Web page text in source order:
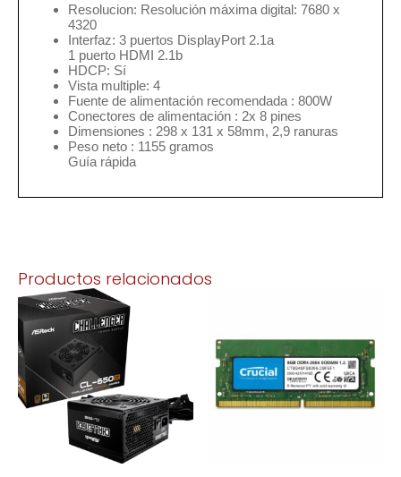
Resolucion: Resolución máxima digital: 7680 x
4320
Interfaz: 3 puertos DisplayPort 2.1a
1 puerto HDMI 2.1b
HDCP: Sí
Vista multiple: 4
Fuente de alimentación recomendada : 800W
Conectores de alimentación : 2x 8 pines
Dimensiones : 298 x 131 x 58mm, 2,9 ranuras
Peso neto : 1155 gramos
Guía rápida
Productos relacionados